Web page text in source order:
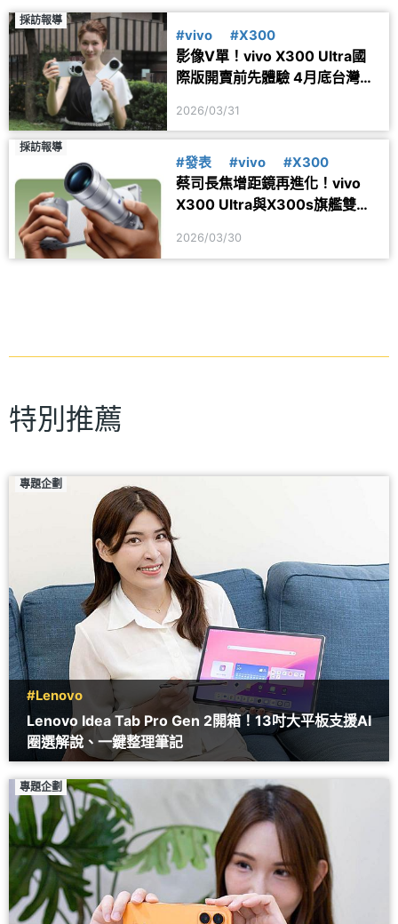
採訪報導
#vivo #X300
影像V單！vivo X300 Ultra國
際版開賣前先體驗 4月底台灣上
2026/03/31
採訪報導
#發表 #vivo #X300
蔡司長焦增距鏡再進化！vivo
X300 Ultra與X300s旗艦雙機
2026/03/30
特別推薦
專題企劃
#Lenovo
Lenovo Idea Tab Pro Gen 2開箱！13吋大平板支援AI
圈選解說、一鍵整理筆記
專題企劃